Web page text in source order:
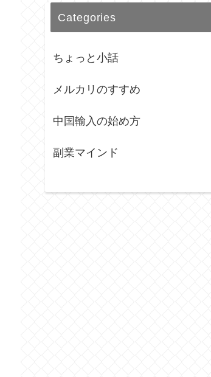
Categories
ちょっと小話
メルカリのすすめ
中国輸入の始め方
副業マインド